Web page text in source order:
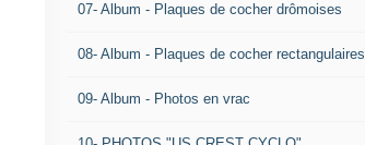
07- Album - Plaques de cocher drômoises
08- Album - Plaques de cocher rectangulaires
09- Album - Photos en vrac